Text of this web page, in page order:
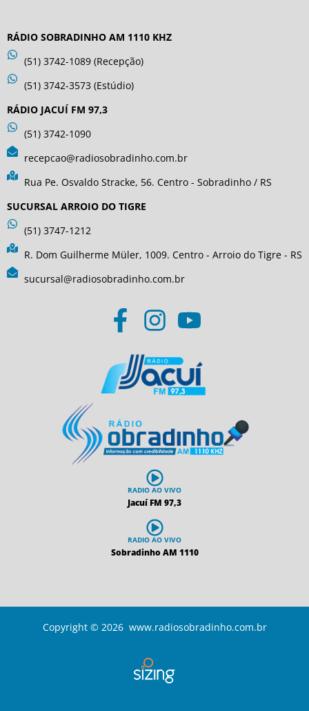
RÁDIO SOBRADINHO AM 1110 KHZ
(51) 3742-1089 (Recepção)
(51) 3742-3573 (Estúdio)
RÁDIO JACUÍ FM 97,3
(51) 3742-1090
recepcao@radiosobradinho.com.br
Rua Pe. Osvaldo Stracke, 56. Centro - Sobradinho / RS
SUCURSAL ARROIO DO TIGRE
(51) 3747-1212
R. Dom Guilherme Müler, 1009. Centro - Arroio do Tigre - RS
sucursal@radiosobradinho.com.br
RADIO AO VIVO
Jacuí FM 97,3
RADIO AO VIVO
Sobradinho AM 1110
Copyright © 2026 www.radiosobradinho.com.br